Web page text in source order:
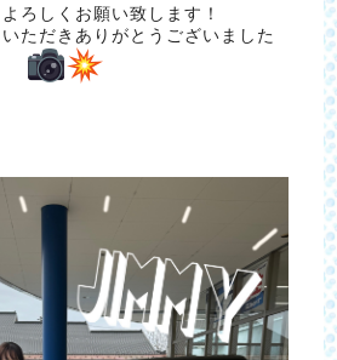
ろしくお願い致します！
ただきありがとうございました